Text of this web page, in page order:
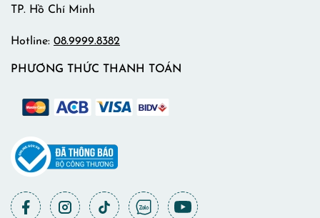
TP. Hồ Chí Minh
Hotline: 08.9999.8382
PHƯƠNG THỨC THANH TOÁN